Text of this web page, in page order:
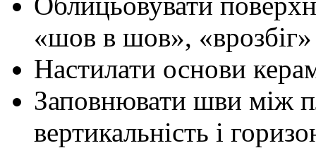
«шов в шов», «врозбіг»
Настилати основи
Заповнювати шви між
вертикальність і